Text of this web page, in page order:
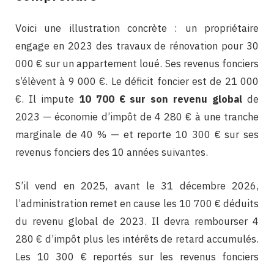
Voici une illustration concrète : un propriétaire
engage en 2023 des travaux de rénovation pour 30
000 € sur un appartement loué. Ses revenus fonciers
s’élèvent à 9 000 €. Le déficit foncier est de 21 000
€. Il impute 10 700 € sur son revenu global de
2023 — économie d’impôt de 4 280 € à une tranche
marginale de 40 % — et reporte 10 300 € sur ses
revenus fonciers des 10 années suivantes.
S’il vend en 2025, avant le 31 décembre 2026,
l’administration remet en cause les 10 700 € déduits
du revenu global de 2023. Il devra rembourser 4
280 € d’impôt plus les intérêts de retard accumulés.
Les 10 300 € reportés sur les revenus fonciers